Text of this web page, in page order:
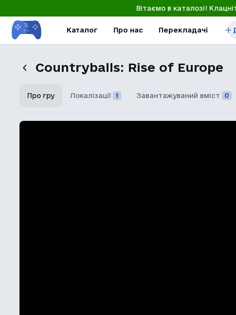
Вітаємо в каталозі!
Каталог Про нас Перекладачі
Countryballs: Rise of Europe
Про гру Локалізації 1 Завантажуваний вміст 0